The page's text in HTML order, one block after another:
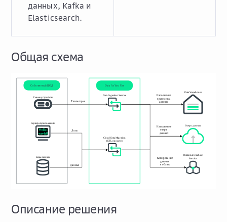
данных, Kafka и
Elasticsearch.
Общая схема
Описание решения